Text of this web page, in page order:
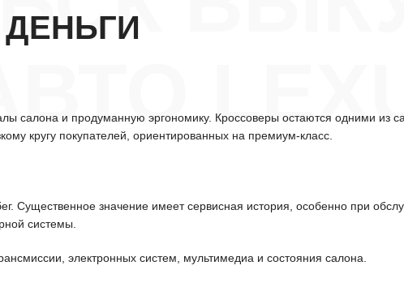
салона и продуманную эргономику. Кроссоверы остаются одними из
кругу покупателей, ориентированных на премиум-класс.
Существенное значение имеет сервисная история, особенно при
системы.
электронных систем, мультимедиа и состояния салона.